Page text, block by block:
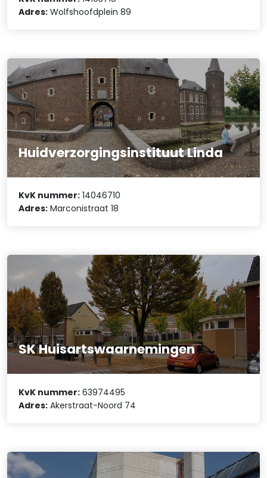
Adres: Wolfshoofdplein 89
Huidverzorgingsinstituut Linda
KvK nummer: 14046710
Adres: Marconistraat 18
SK Huisartswaarnemingen
KvK nummer: 63974495
Adres: Akerstraat-Noord 74